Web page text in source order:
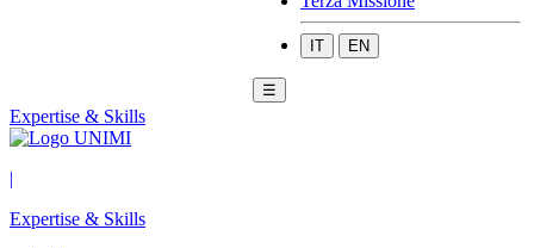
IT EN
☰
Expertise & Skills
|
Expertise & Skills